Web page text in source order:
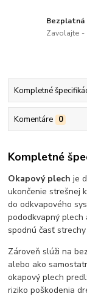
Bezplatná
Zavolajte -
Kompletné
Komentáre 0
Kompletné
Okapový plech je
ukončenie strešnej
do odkvapového
pododkvapný plech
spodnú časť
Zároveň slúži na
alebo ako
okapový plech
riziko poškodenia